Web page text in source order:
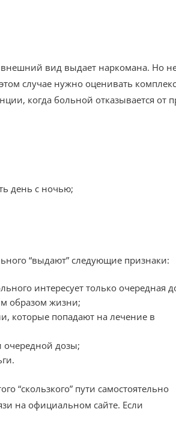
вид выдает наркомана. Но
случае нужно оценивать
когда больной отказывается от
день с ночью;
“выдают” следующие признаки:
интересует только очередная
образом жизни;
которые попадают на лечение в
очередной дозы;
“скользкого” пути самостоятельно
на официальном сайте. Если